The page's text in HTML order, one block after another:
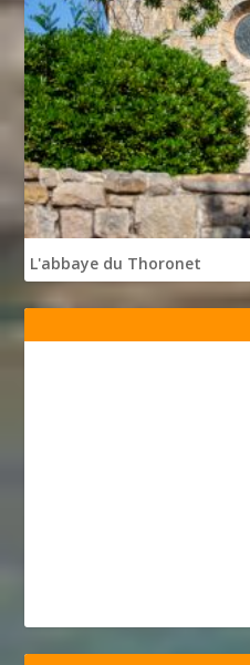
L'abbaye du Thoronet